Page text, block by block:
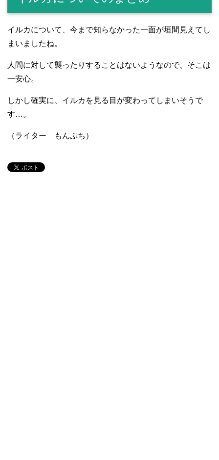
イルカについて、今まで知らなかった一面が垣間見えてし
まいましたね。
人間に対して襲ったりすることはないようなので、そこは
一安心。
しかし確実に、イルカを見る目が変わってしまいそうで
す…。
（ライター もんぷち）